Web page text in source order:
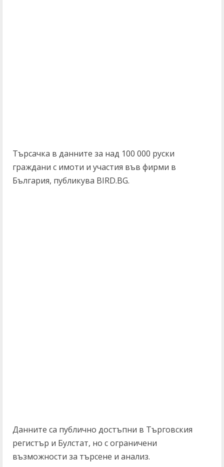
Търсачка в данните за над 100 000 руски
граждани с имоти и участия във фирми в
България, публикува BIRD.BG.
Данните са публично достъпни в Търговския
регистър и Булстат, но с ограничени
възможности за търсене и анализ.